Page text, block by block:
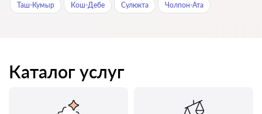
Таш-Кумыр Кош-Дебе Сулюкта Чолпон-Ата
Каталог услуг